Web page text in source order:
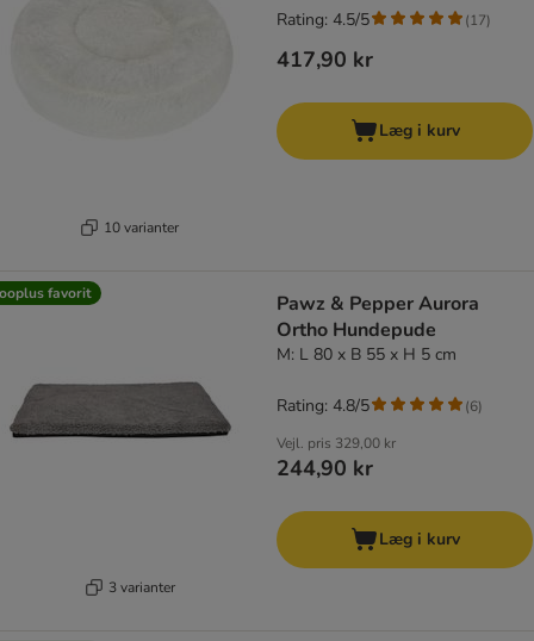
10 varianter
417,90 kr
Rating: 4.5/5 (17)
Læg i kurv
favorit
3 varianter
Pawz & Pepper Aurora
Ortho Hundepude
M: L 80 x B 55 x H 5 cm
Vejl. pris 329,00 kr
244,90 kr
Rating: 4.8/5 (6)
Læg i kurv